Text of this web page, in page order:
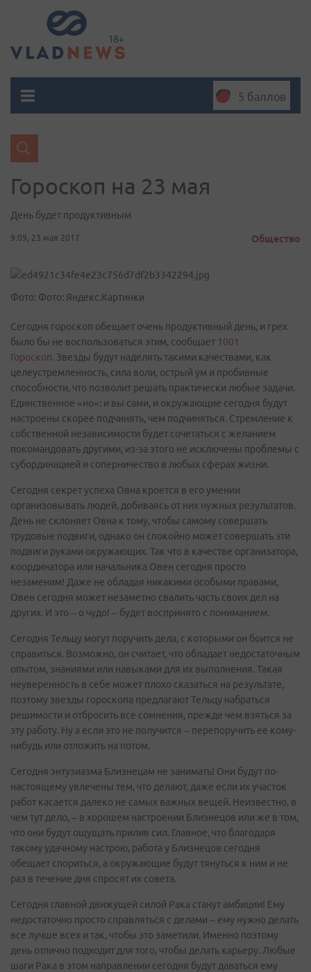
5 баллов
Гороскоп на 23 мая
День будет продуктивным
9:09, 23 мая 2017 Общество
Фото: Фото: Яндекс.Картинки
Сегодня гороскоп обещает очень продуктивный день, и грех
было бы не воспользоваться этим, сообщает 1001
Гороскоп. Звезды будут наделять такими качествами, как
целеустремленность, сила воли, острый ум и пробивные
способности, что позволит решать практически любые задачи.
Единственное «но»: и вы сами, и окружающие сегодня будут
настроены скорее подчинять, чем подчиняться. Стремление к
собственной независимости будет сочетаться с желанием
покомандовать другими, из-за этого не исключены проблемы с
субординацией и соперничество в любых сферах жизни.
Сегодня секрет успеха Овна кроется в его умении
организовывать людей, добиваясь от них нужных результатов.
День не склоняет Овна к тому, чтобы самому совершать
трудовые подвиги, однако он спокойно может совершать эти
подвиги руками окружающих. Так что в качестве организатора,
координатора или начальника Овен сегодня просто
незаменим! Даже не обладая никакими особыми правами,
Овен сегодня может незаметно свалить часть своих дел на
других. И это – о чудо! – будет воспринято с пониманием.
Сегодня Тельцу могут поручить дела, с которыми он боится не
справиться. Возможно, он считает, что обладает недостаточным
опытом, знаниями или навыками для их выполнения. Такая
неуверенность в себе может плохо сказаться на результате,
поэтому звезды гороскопа предлагают Тельцу набраться
решимости и отбросить все сомнения, прежде чем взяться за
эту работу. Ну а если это не получится – перепоручить ее кому-
нибудь или отложить на потом.
Сегодня энтузиазма Близнецам не занимать! Они будут по-
настоящему увлечены тем, что делают, даже если их участок
работ касается далеко не самых важных вещей. Неизвестно, в
чем тут дело, – в хорошем настроении Близнецов или же в том,
что они будут ощущать прилив сил. Главное, что благодаря
такому удачному настрою, работа у Близнецов сегодня
обещает спориться, а окружающие будут тянуться к ним и не
раз в течение дня спросят их совета.
Сегодня главной движущей силой Рака станут амбиции! Ему
недостаточно просто справляться с делами – ему нужно делать
все лучше всех и так, чтобы это заметили. Именно поэтому
день отлично подходит для того, чтобы делать карьеру. Любые
шаги Рака в этом направлении сегодня будут даваться ему